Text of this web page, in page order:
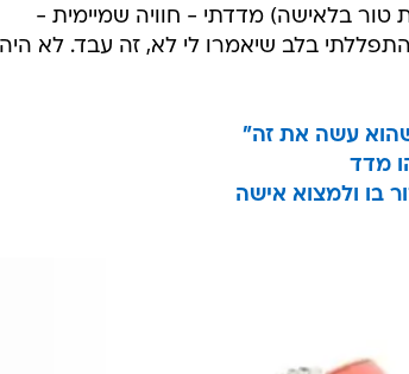
בלאישה) מדדתי - חוויה שמיימית -
בלב שיאמרו לי לא, זה עבד. לא
עשה את זה"
מדד
בו ולמצוא אישה